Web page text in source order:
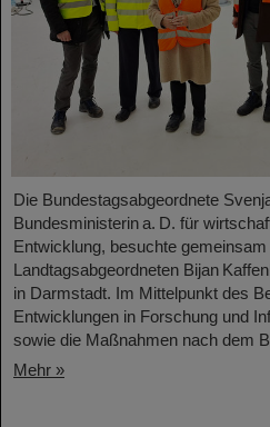
Die Bundestagsabgeordnete
Bundesministerin a. D. für
Entwicklung, besuchte
Landtagsabgeordneten Bijan
in Darmstadt. Im Mittelpunkt des
Entwicklungen in Forschung und
sowie die Maßnahmen nach dem
Mehr »